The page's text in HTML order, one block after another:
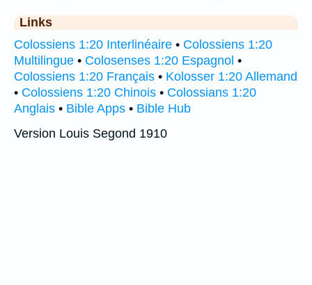
Links
Colossiens 1:20 Interlinéaire • Colossiens 1:20
Multilingue • Colosenses 1:20 Espagnol •
Colossiens 1:20 Français • Kolosser 1:20 Allemand
• Colossiens 1:20 Chinois • Colossians 1:20
Anglais • Bible Apps • Bible Hub
Version Louis Segond 1910